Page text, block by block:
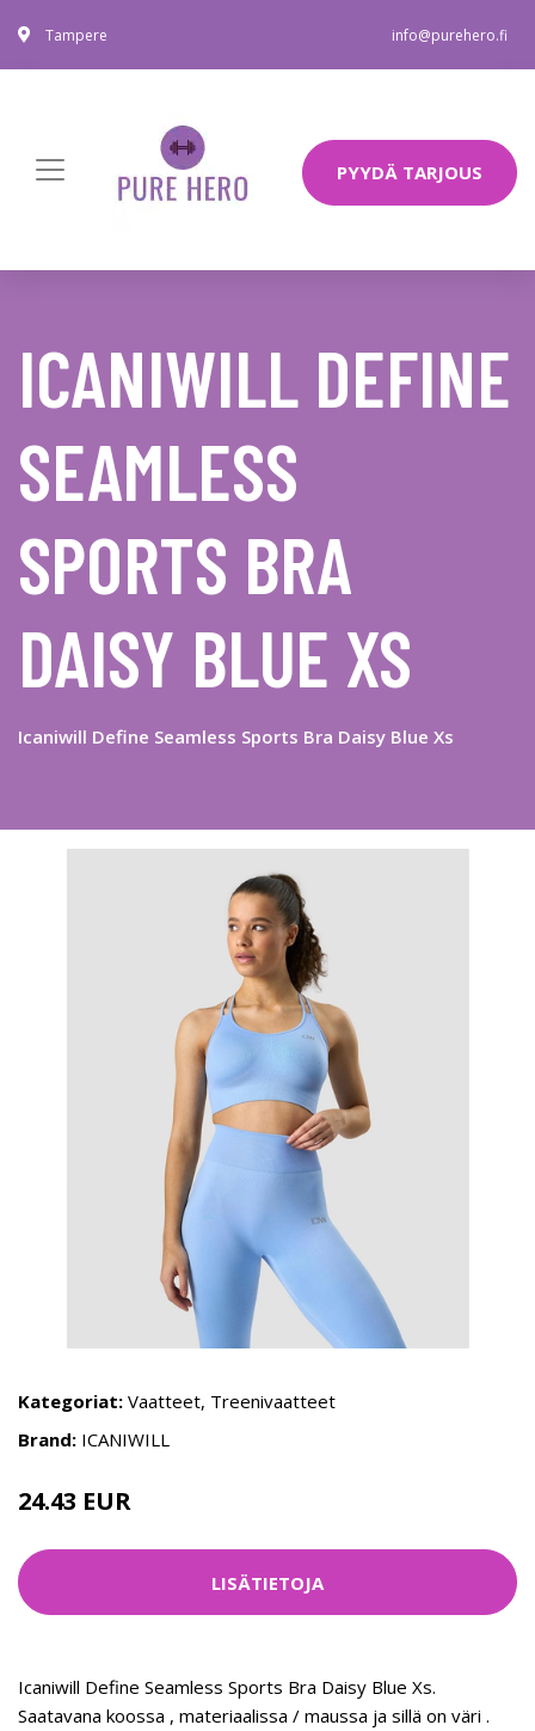
Tampere info@purehero.fi
PYYDÄ TARJOUS
ICANIWILL DEFINE
SEAMLESS
SPORTS BRA
DAISY BLUE XS
Icaniwill Define Seamless Sports Bra Daisy Blue Xs
Kategoriat: Vaatteet, Treenivaatteet
Brand: ICANIWILL
24.43 EUR
LISÄTIETOJA
Icaniwill Define Seamless Sports Bra Daisy Blue Xs.
Saatavana koossa , materiaalissa / maussa ja sillä on väri .